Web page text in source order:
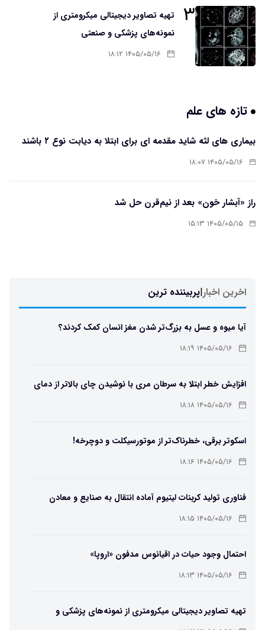
۳
تهیه تصاویر دیجیتالی میکرومتری از
نمونه‌های پزشکی و صنعتی
۱۴۰۵/۰۵/۱۶ ۱۸:۱۲
تازه های علم
بیماری های لثه شاید مقدمه ای برای ابتلا به دیابت نوع ۲ باشند
۱۴۰۵/۰۵/۱۶ ۱۸:۰۷
راز «آبشار خون» بعد از نیم‌قرن حل شد
۱۴۰۵/۰۵/۱۵ ۱۵:۱۳
اخرین اخبار|پربیننده ترین
آیا میوه و عسل به بزرگ‌تر شدن مغز انسان کمک کردند؟
۱۴۰۵/۰۵/۱۶ ۱۸:۱۹
افزایش خطر ابتلا به سرطان مری با نوشیدن چای بالاتر از دمای
۶۵ درجه ۱۴۰۵/۰۵/۱۶ ۱۸:۱۸
اسکوتر برقی، خطرناک‌تر از موتورسیکلت و دوچرخه!
۱۴۰۵/۰۵/۱۶ ۱۸:۱۶
فناوری تولید کربنات لیتیوم آماده انتقال به صنایع و معادن
است۱۴۰۵/۰۵/۱۶ ۱۸:۱۵
احتمال وجود حیات در اقیانوس مدفون «اروپا»
۱۴۰۵/۰۵/۱۶ ۱۸:۱۳
تهیه تصاویر دیجیتالی میکرومتری از نمونه‌های پزشکی و